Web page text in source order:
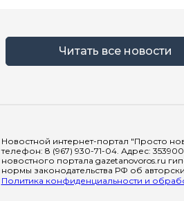
Читать все новости
Новостной интернет-портал "Просто
телефон: 8 (967) 930-71-04. Адрес:
новостного портала gazetanovoros.ru
нормы законодательства РФ об
Политика конфиденциальности и